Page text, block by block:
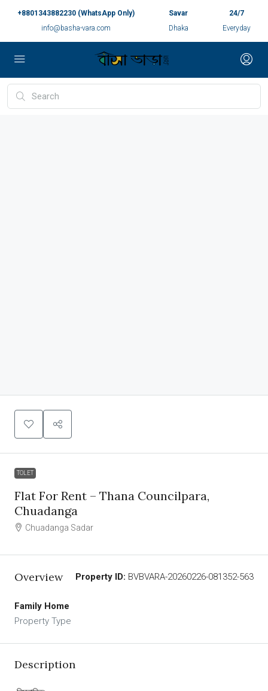
+8801343882230 (WhatsApp Only)
info@basha-vara.com
Savar
Dhaka
24/7
Everyday
TOLET
Flat For Rent – Thana Councilpara,
Chuadanga
Chuadanga Sadar
Overview Property ID: BVBVARA-20260226-081352-563
Family Home
Property Type
Description